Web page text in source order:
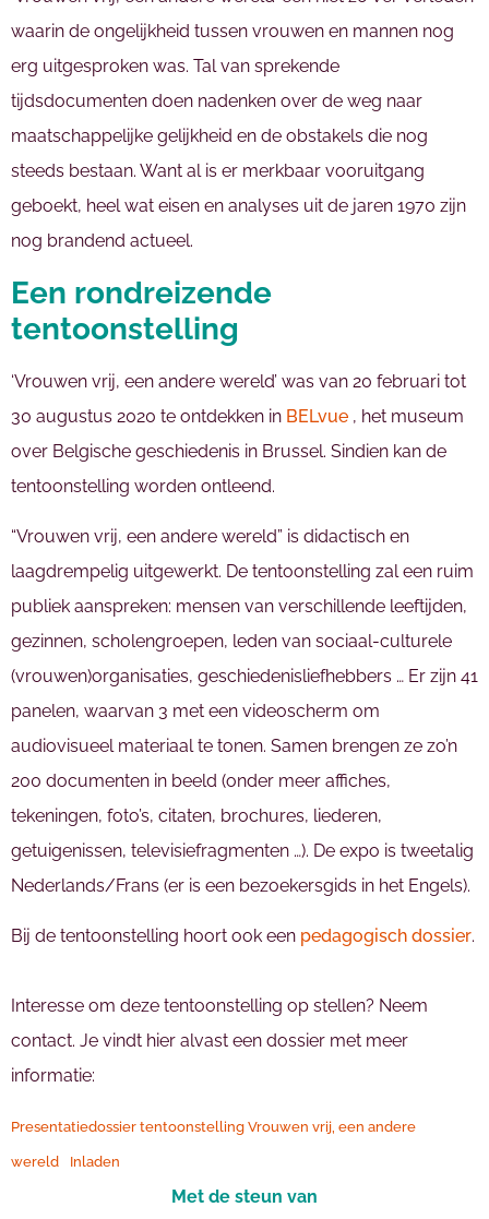
waarin de ongelijkheid tussen vrouwen en mannen nog
erg uitgesproken was. Tal van sprekende
tijdsdocumenten doen nadenken over de weg naar
maatschappelijke gelijkheid en de obstakels die nog
steeds bestaan. Want al is er merkbaar vooruitgang
geboekt, heel wat eisen en analyses uit de jaren 1970 zijn
nog brandend actueel.
Een rondreizende
tentoonstelling
‘Vrouwen vrij, een andere wereld’ was van 20 februari tot
30 augustus 2020 te ontdekken in BELvue , het museum
over Belgische geschiedenis in Brussel. Sindien kan de
tentoonstelling worden ontleend.
“Vrouwen vrij, een andere wereld” is didactisch en
laagdrempelig uitgewerkt. De tentoonstelling zal een ruim
publiek aanspreken: mensen van verschillende leeftijden,
gezinnen, scholengroepen, leden van sociaal-culturele
(vrouwen)organisaties, geschiedenisliefhebbers … Er zijn 41
panelen, waarvan 3 met een videoscherm om
audiovisueel materiaal te tonen. Samen brengen ze zo’n
200 documenten in beeld (onder meer affiches,
tekeningen, foto’s, citaten, brochures, liederen,
getuigenissen, televisiefragmenten …). De expo is tweetalig
Nederlands/Frans (er is een bezoekersgids in het Engels).
Bij de tentoonstelling hoort ook een pedagogisch dossier.
Interesse om deze tentoonstelling op stellen? Neem
contact. Je vindt hier alvast een dossier met meer
informatie:
Presentatiedossier tentoonstelling Vrouwen vrij, een andere
wereld Inladen
Met de steun van